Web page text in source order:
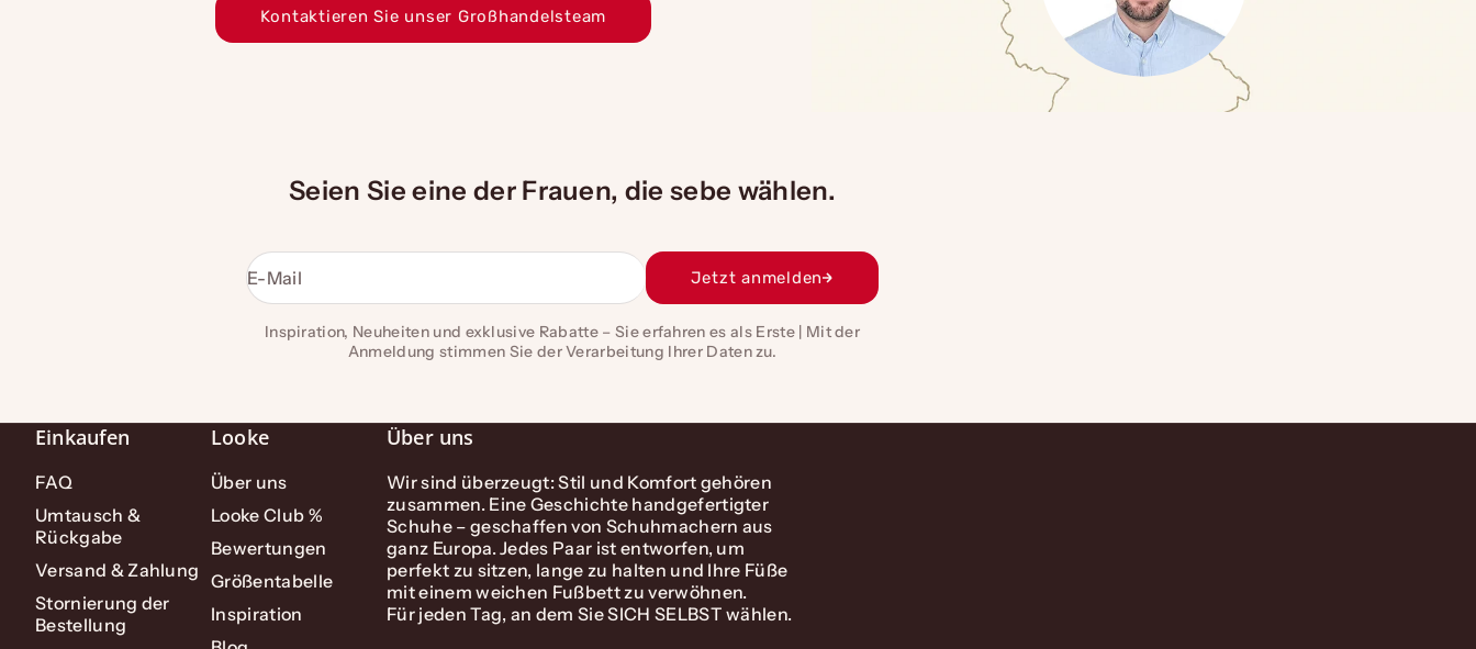
Kontaktieren Sie unser Großhandelsteam
Seien Sie eine der Frauen, die sebe wählen.
E-Mail Jetzt anmelden
Inspiration, Neuheiten und exklusive Rabatte – Sie erfahren es als Erste | Mit der
Anmeldung stimmen Sie der Verarbeitung Ihrer Daten zu.
Einkaufen
FAQ
Umtausch &
Rückgabe
Versand & Zahlung
Stornierung der
Bestellung
Looke
Über uns
Looke Club %
Bewertungen
Größentabelle
Inspiration
Über uns
Wir sind überzeugt: Stil und Komfort gehören
zusammen. Eine Geschichte handgefertigter
Schuhe – geschaffen von Schuhmachern aus
ganz Europa. Jedes Paar ist entworfen, um
perfekt zu sitzen, lange zu halten und Ihre Füße
mit einem weichen Fußbett zu verwöhnen.
Für jeden Tag, an dem Sie SICH SELBST wählen.